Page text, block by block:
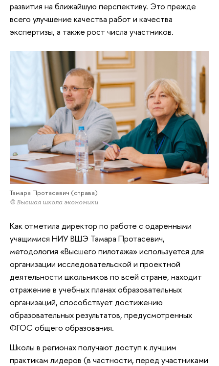
развития на ближайшую перспективу. Это прежде
всего улучшение качества работ и качества
экспертизы, а также рост числа участников.
Тамара Протасевич (справа)
© Высшая школа экономики
Как отметила директор по работе с одаренными
учащимися НИУ ВШЭ Тамара Протасевич,
методология «Высшего пилотажа» используется для
организации исследовательской и проектной
деятельности школьников по всей стране, находит
отражение в учебных планах образовательных
организаций, способствует достижению
образовательных результатов, предусмотренных
ФГОС общего образования.
Школы в регионах получают доступ к лучшим
практикам лидеров (в частности, перед участниками